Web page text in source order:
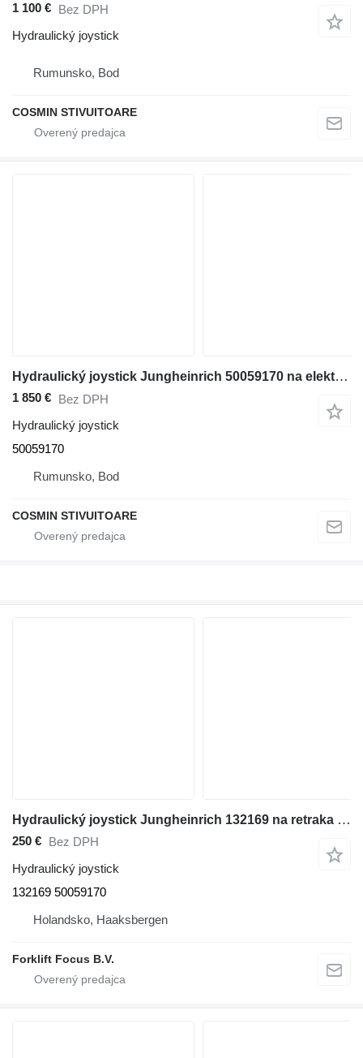
1 100 € Bez DPH
Hydraulický joystick
Rumunsko, Bod
COSMIN STIVUITOARE
Hydraulický joystick Jungheinrich 50059170 na elektrického vysokozdvižného vozíka
1 850 € Bez DPH
Hydraulický joystick
50059170
Rumunsko, Bod
COSMIN STIVUITOARE
Hydraulický joystick Jungheinrich 132169 na retraka Jungheinrich ETV 214
250 € Bez DPH
Hydraulický joystick
132169 50059170
Holandsko, Haaksbergen
Forklift Focus B.V.